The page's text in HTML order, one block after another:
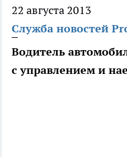
22 августа 2013
Служба новостей
Водитель
с управлением и